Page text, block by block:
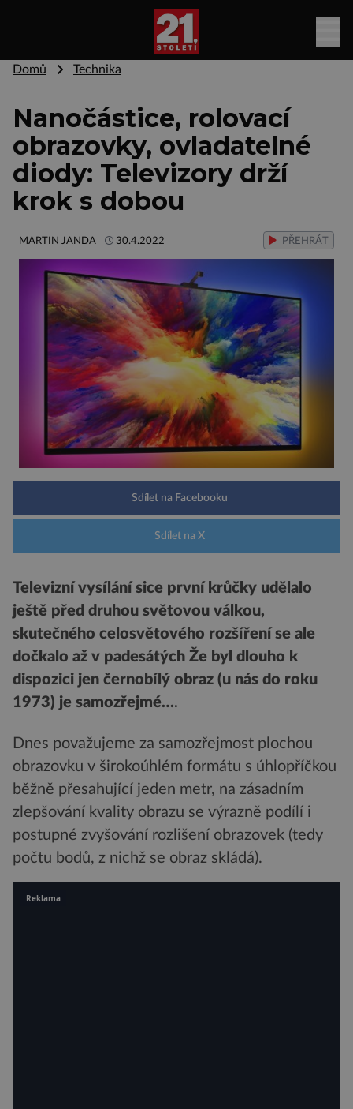
Domů Technika
Nanočástice, rolovací
obrazovky, ovladatelné
diody: Televizory drží
krok s dobou
MARTIN JANDA 30.4.2022 PŘEHRÁT
Sdílet na Facebooku
Sdílet na X
Televizní vysílání sice první krůčky udělalo
ještě před druhou světovou válkou,
skutečného celosvětového rozšíření se ale
dočkalo až v padesátých Že byl dlouho k
dispozici jen černobílý obraz (u nás do roku
1973) je samozřejmé….
Dnes považujeme za samozřejmost plochou
obrazovku v širokoúhlém formátu s úhlopříčkou
běžně přesahující jeden metr, na zásadním
zlepšování kvality obrazu se výrazně podílí i
postupné zvyšování rozlišení obrazovek (tedy
počtu bodů, z nichž se obraz skládá).
Reklama